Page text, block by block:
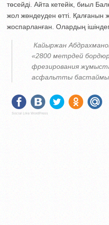
төсейді. Айта кетейік, биыл
жол жөндеуден өтті. Қалғанын
жоспарланған. Олардың
Кайыржан
«2800 метрдей
фрезирования
асфальтты
Social Like WordPress